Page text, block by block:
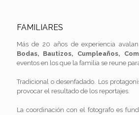
FAMILIARES
Más de 20 años de experiencia
Bodas, Bautizos, Cumpleaños,
eventos en los que la familia se reune
Tradicional o desenfadado. Los
provocar el resultado de los reportajes.
La coordinación con el fotografo es